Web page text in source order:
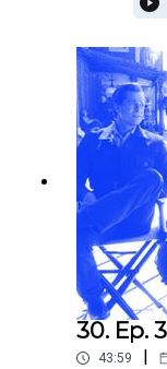
Substance !
30. Ep.
43:59 |